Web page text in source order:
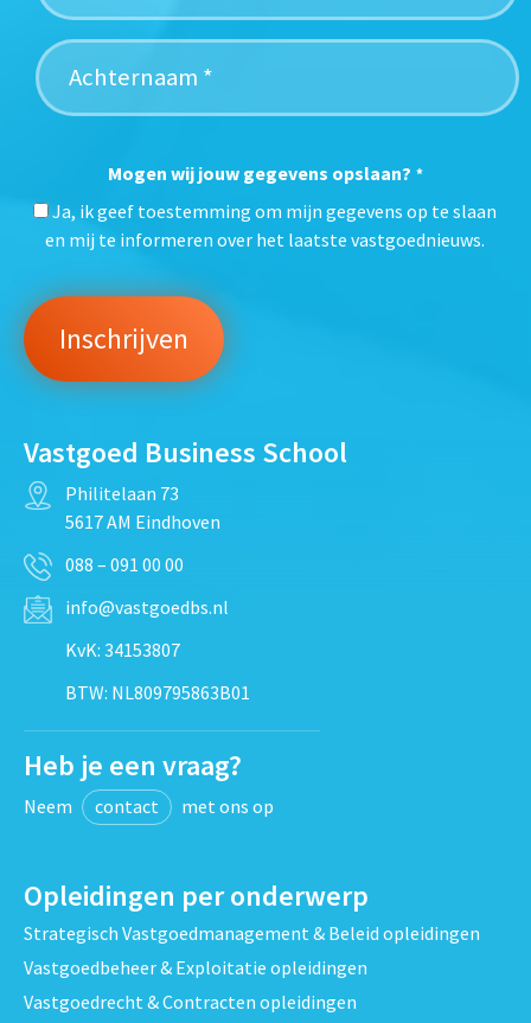
Mogen wij jouw gegevens opslaan? *
Ja, ik geef toestemming om mijn gegevens op te slaan
en mij te informeren over het laatste vastgoednieuws.
Vastgoed Business School
Philitelaan 73
5617 AM Eindhoven
088 – 091 00 00
info@vastgoedbs.nl
KvK: 34153807
BTW: NL809795863B01
Heb je een vraag?
Neem contact met ons op
Opleidingen per onderwerp
Strategisch Vastgoedmanagement & Beleid opleidingen
Vastgoedbeheer & Exploitatie opleidingen
Vastgoedrecht & Contracten opleidingen